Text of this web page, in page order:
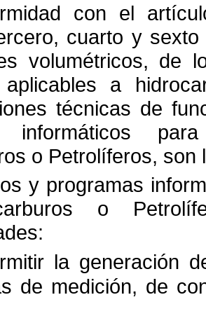
con el
cuarto y sexto
volumétricos, de
aplicables a
técnicas de
informáticos
o Petrolíferos, son
y programas
o
la generación
de medición, de